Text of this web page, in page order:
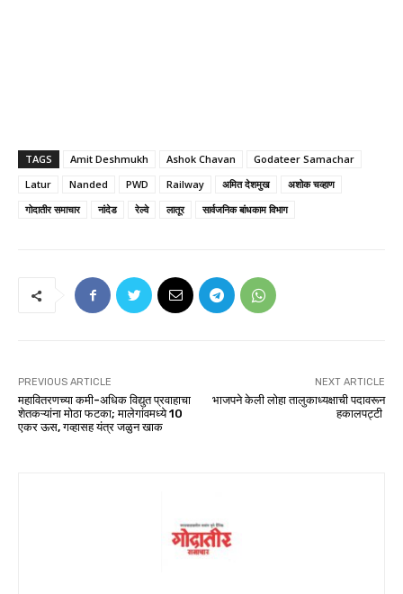
TAGS Amit Deshmukh Ashok Chavan
Godateer Samachar
Latur
Nanded PWD Railway अमित देशमुख
अशोक चव्हाण
गोदातीर समाचार
नांदेड रेल्वे लातूर सार्वजनिक बांधकाम विभाग
PREVIOUS ARTICLE
महावितरणच्या कमी-अधिक विद्युत प्रवाहाचा
शेतकऱ्यांना मोठा फटका; मालेगांवमध्ये 10
एकर ऊस, गव्हासह यंत्र जळुन खाक
NEXT ARTICLE
भाजपने केली लोहा तालुकाध्यक्षाची पदावरून
हकालपट्टी